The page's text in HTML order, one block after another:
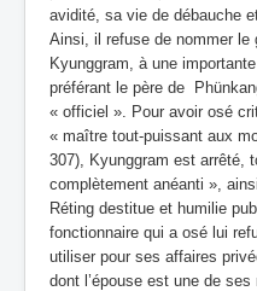
avidité, sa vie de débauche
Ainsi, il refuse de nommer le
Kyunggram, à une
préférant le père de
« officiel ». Pour avoir osé
« maître tout-puissant aux
307), Kyunggram est arrêté,
complètement anéanti »,
Réting destitue et humilie
fonctionnaire qui a osé lui
utiliser pour ses affaires
dont l’épouse est une de